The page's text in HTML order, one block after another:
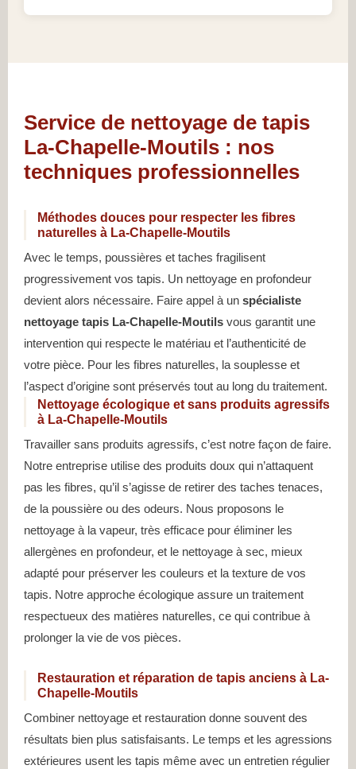
Service de nettoyage de tapis
La-Chapelle-Moutils : nos
techniques professionnelles
Méthodes douces pour respecter les fibres
naturelles à La-Chapelle-Moutils
Avec le temps, poussières et taches fragilisent
progressivement vos tapis. Un nettoyage en profondeur
devient alors nécessaire. Faire appel à un spécialiste
nettoyage tapis La-Chapelle-Moutils vous garantit une
intervention qui respecte le matériau et l’authenticité de
votre pièce. Pour les fibres naturelles, la souplesse et
l’aspect d’origine sont préservés tout au long du traitement.
Nettoyage écologique et sans produits agressifs
à La-Chapelle-Moutils
Travailler sans produits agressifs, c’est notre façon de faire.
Notre entreprise utilise des produits doux qui n’attaquent
pas les fibres, qu’il s’agisse de retirer des taches tenaces,
de la poussière ou des odeurs. Nous proposons le
nettoyage à la vapeur, très efficace pour éliminer les
allergènes en profondeur, et le nettoyage à sec, mieux
adapté pour préserver les couleurs et la texture de vos
tapis. Notre approche écologique assure un traitement
respectueux des matières naturelles, ce qui contribue à
prolonger la vie de vos pièces.
Restauration et réparation de tapis anciens à La-
Chapelle-Moutils
Combiner nettoyage et restauration donne souvent des
résultats bien plus satisfaisants. Le temps et les agressions
extérieures usent les tapis même avec un entretien régulier